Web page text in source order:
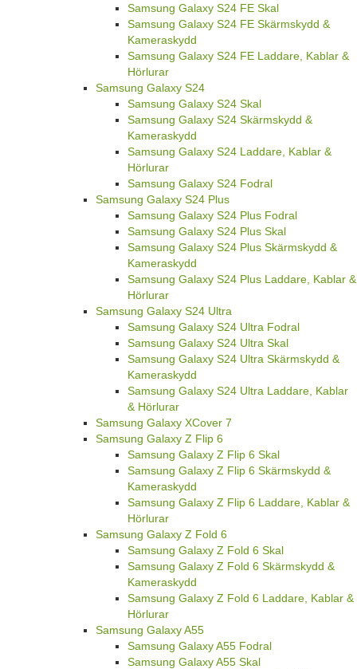
Samsung Galaxy S24 FE Skal
Samsung Galaxy S24 FE Skärmskydd &
Kameraskydd
Samsung Galaxy S24 FE Laddare, Kablar &
Hörlurar
Samsung Galaxy S24
Samsung Galaxy S24 Skal
Samsung Galaxy S24 Skärmskydd &
Kameraskydd
Samsung Galaxy S24 Laddare, Kablar &
Hörlurar
Samsung Galaxy S24 Fodral
Samsung Galaxy S24 Plus
Samsung Galaxy S24 Plus Fodral
Samsung Galaxy S24 Plus Skal
Samsung Galaxy S24 Plus Skärmskydd &
Kameraskydd
Samsung Galaxy S24 Plus Laddare, Kablar &
Hörlurar
Samsung Galaxy S24 Ultra
Samsung Galaxy S24 Ultra Fodral
Samsung Galaxy S24 Ultra Skal
Samsung Galaxy S24 Ultra Skärmskydd &
Kameraskydd
Samsung Galaxy S24 Ultra Laddare, Kablar
& Hörlurar
Samsung Galaxy XCover 7
Samsung Galaxy Z Flip 6
Samsung Galaxy Z Flip 6 Skal
Samsung Galaxy Z Flip 6 Skärmskydd &
Kameraskydd
Samsung Galaxy Z Flip 6 Laddare, Kablar &
Hörlurar
Samsung Galaxy Z Fold 6
Samsung Galaxy Z Fold 6 Skal
Samsung Galaxy Z Fold 6 Skärmskydd &
Kameraskydd
Samsung Galaxy Z Fold 6 Laddare, Kablar &
Hörlurar
Samsung Galaxy A55
Samsung Galaxy A55 Fodral
Samsung Galaxy A55 Skal